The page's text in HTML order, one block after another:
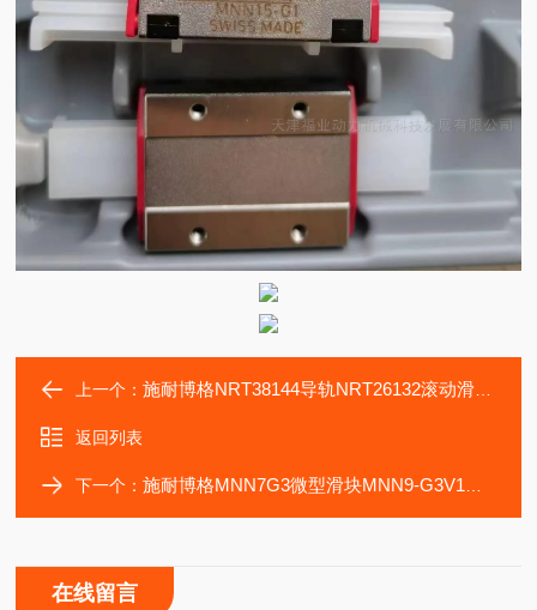
上一个：施耐博格NRT38144导轨NRT26132滚动滑块NRT19077轴承
返回列表
下一个：施耐博格MNN7G3微型滑块MNN9-G3V1导轨MNNXL15
在线留言